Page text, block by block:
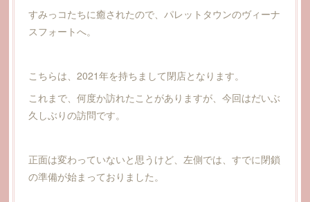
すみっコたちに癒されたので、パレットタウンのヴィーナ
スフォートへ。
こちらは、2021年を持ちまして閉店となります。
これまで、何度か訪れたことがありますが、今回はだいぶ
久しぶりの訪問です。
正面は変わっていないと思うけど、左側では、すでに閉鎖
の準備が始まっておりました。